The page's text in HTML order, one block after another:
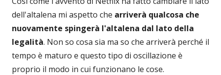
dell'altalena mi aspetto che arriverà qualcosa che
nuovamente spingerà l'altalena dal lato della
legalità. Non so cosa sia ma so che arriverà perché il
tempo è maturo e questo tipo di oscillazione è
proprio il modo in cui funzionano le cose.